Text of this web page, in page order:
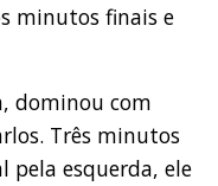
minutos finais e
dominou com
Três minutos
pela esquerda, ele